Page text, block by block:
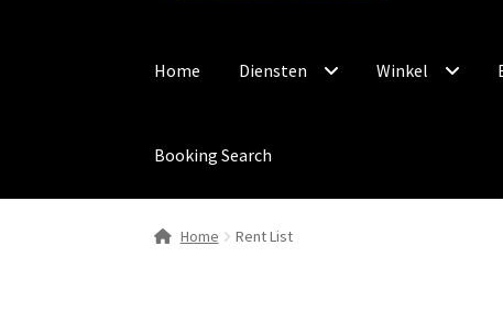
Home Diensten Winkel
Booking Search
Home Rent List